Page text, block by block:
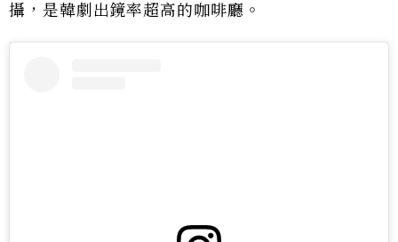
攝，是韓劇出鏡率超高的咖啡廳。